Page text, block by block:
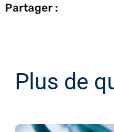
Partager :
Plus de